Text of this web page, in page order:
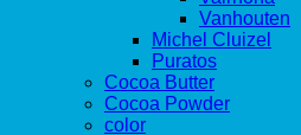
Vanhouten
Michel Cluizel
Puratos
Cocoa Butter
Cocoa Powder
color